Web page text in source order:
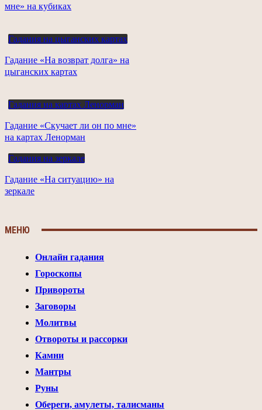
мне» на кубиках
Гадания на цыганских картах
Гадание «На возврат долга» на
цыганских картах
Гадания на картах Ленорман
Гадание «Скучает ли он по мне»
на картах Ленорман
Гадания на зеркале
Гадание «На ситуацию» на
зеркале
МЕНЮ
Онлайн гадания
Гороскопы
Привороты
Заговоры
Молитвы
Отвороты и рассорки
Камни
Мантры
Руны
Обереги, амулеты, талисманы